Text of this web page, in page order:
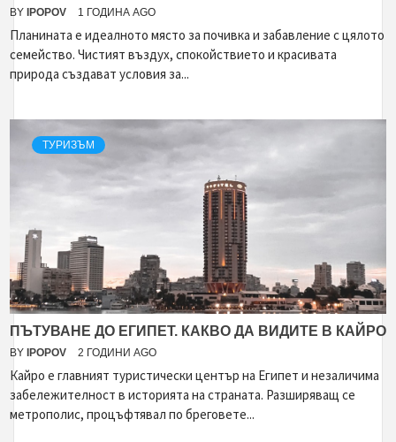
BY IPOPOV 1 ГОДИНА AGO
Планината е идеалното място за почивка и забавление с цялото
семейство. Чистият въздух, спокойствието и красивата
природа създават условия за...
ТУРИЗЪМ
ПЪТУВАНЕ ДО ЕГИПЕТ. КАКВО ДА ВИДИТЕ В КАЙРО
BY IPOPOV 2 ГОДИНИ AGO
Кайро е главният туристически център на Египет и незаличима
забележителност в историята на страната. Разширяващ се
метрополис, процъфтявал по бреговете...